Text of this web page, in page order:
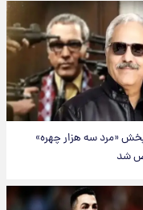
«مرد سه هزار چهره»
شد